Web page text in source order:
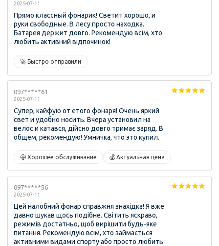
2025-07-11
Прямо классный фонарик! Светит хорошо, и
руки свободные. В лесу просто находка.
Батарея держит довго. Рекомендую всім, хто
любить активний відпочинок!
🚀 Быстро отправили
097*****61
2025-07-11
Супер, кайфую от етого фонаря! Очень яркий
свет и удобно носить. Вчера установил на
велос и катався, дійсно довго тримає заряд. В
общем, рекомендую! Умничка, что это купил.
🤩 Хорошее обслуживание 💰 Актуальная цена
097*****56
2025-07-11
Цей налобний фонар справжня знахідка! Я вже
давно шукав щось подібне. Світить яскраво,
режимів достатньо, щоб вирішити будь-яке
питання. Рекомендую всім, хто займається
активними видами спорту або просто любить